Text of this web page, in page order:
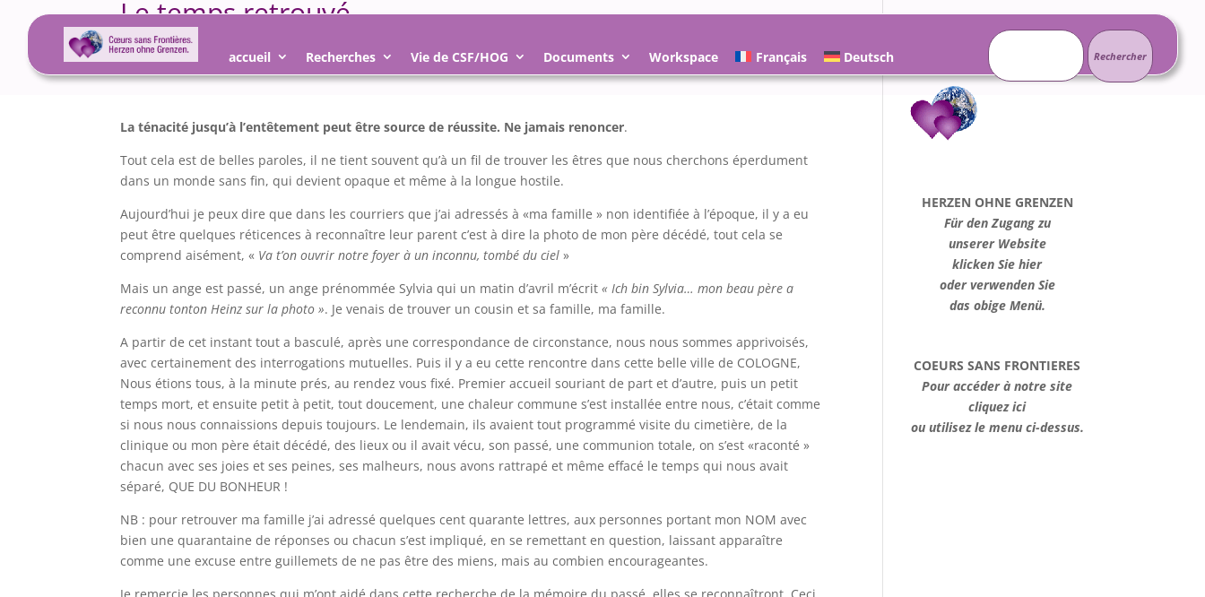
accueil Recherches Vie de CSF/HOG Documents Workspace Français Deutsch
Rechercher :
Le temps retrouvé
19 Fév 2012|
La ténacité jusqu’à l’entêtement peut être source de réussite. Ne jamais renoncer.
Tout cela est de belles paroles, il ne tient souvent qu’à un fil de trouver les êtres que nous cherchons éperdument
dans un monde sans fin, qui devient opaque et même à la longue hostile.
Aujourd’hui je peux dire que dans les courriers que j’ai adressés à «ma famille » non identifiée à l’époque, il y a eu
peut être quelques réticences à reconnaître leur parent c’est à dire la photo de mon père décédé, tout cela se
comprend aisément, « Va t’on ouvrir notre foyer à un inconnu, tombé du ciel »
Mais un ange est passé, un ange prénommée Sylvia qui un matin d’avril m’écrit« Ich bin Sylvia… mon beau père a
reconnu tonton Heinz sur la photo ». Je venais de trouver un cousin et sa famille, ma famille.
A partir de cet instant tout a basculé, après une correspondance de circonstance, nous nous sommes apprivoisés,
avec certainement des interrogations mutuelles. Puis il y a eu cette rencontre dans cette belle ville de COLOGNE,
Nous étions tous, à la minute prés, au rendez vous fixé. Premier accueil souriant de part et d’autre, puis un petit
temps mort, et ensuite petit à petit, tout doucement, une chaleur commune s’est installée entre nous, c’était comme
si nous nous connaissions depuis toujours. Le lendemain, ils avaient tout programmé visite du cimetière, de la
clinique ou mon père était décédé, des lieux ou il avait vécu, son passé, une communion totale, on s’est «raconté »
chacun avec ses joies et ses peines, ses malheurs, nous avons rattrapé et même effacé le temps qui nous avait
séparé, QUE DU BONHEUR !
NB : pour retrouver ma famille j’ai adressé quelques cent quarante lettres, aux personnes portant mon NOM avec
bien une quarantaine de réponses ou chacun s’est impliqué, en se remettant en question, laissant apparaître
comme une excuse entre guillemets de ne pas être des miens, mais au combien encourageantes.
HERZEN OHNE GRENZEN
Für den Zugang zu
unserer Website
klicken Sie hier
oder verwenden Sie
das obige Menü.
COEURS SANS FRONTIERES
Pour accéder à notre site
cliquez ici
ou utilisez le menu ci-dessus.